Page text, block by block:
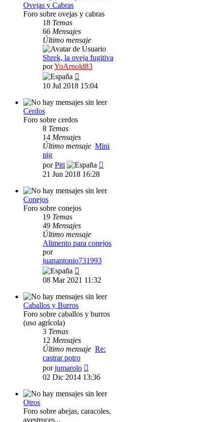
Ovejas y Cabras
Foro sobre ovejas y cabras
18 Temas
66 Mensajes
Último mensaje
Shrek, la oveja fugitiva
porYoArnold83
último
10 Jul 2018 15:04
Cerdos
Foro sobre cerdos
8 Temas
14 Mensajes
Último mensaje Mini
pig
porPiti
21 Jun 2018 16:28
Conejos
Foro sobre conejos
19 Temas
49 Mensajes
Último mensaje
Alimento para conejos
por
juanantonio731993
último
08 Mar 2021 11:32
Caballos y Burros
Foro sobre caballos y burros
(uso agrícola)
3 Temas
12 Mensajes
Último mensaje Re:
castrar potro
porjumarolo
último
02 Dic 2014 13:36
Otros
Foro sobre abejas, caracoles,
avestruces...